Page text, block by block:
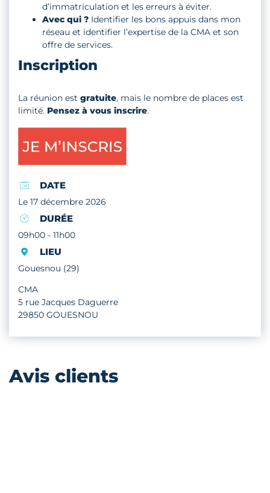
d’immatriculation et les erreurs à éviter.
Avec qui ? Identifier les bons appuis dans mon
réseau et identifier l’expertise de la CMA et son
offre de services.
Inscription
La réunion est gratuite, mais le nombre de places est
limité. Pensez à vous inscrire.
DATE
Le 17 décembre 2026
DURÉE
09h00 - 11h00
LIEU
Gouesnou (29)
CMA
5 rue Jacques Daguerre
29850 GOUESNOU
Avis clients